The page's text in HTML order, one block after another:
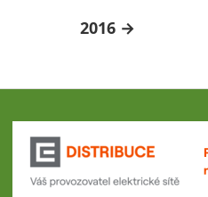
2016